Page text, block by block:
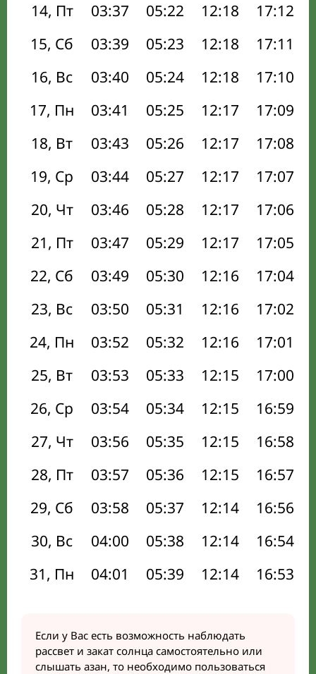
14, Пт
03:37 05:22 12:18 17:12
15, Сб
03:39 05:23 12:18 17:11
16, Вс
03:40 05:24 12:18 17:10
17, Пн
03:41 05:25 12:17 17:09
18, Вт
03:43 05:26 12:17 17:08
19, Ср
03:44 05:27 12:17 17:07
20, Чт
03:46 05:28 12:17 17:06
21, Пт
03:47 05:29 12:17 17:05
22, Сб
03:49 05:30 12:16 17:04
23, Вс
03:50 05:31 12:16 17:02
24, Пн
03:52 05:32 12:16 17:01
25, Вт
03:53 05:33 12:15 17:00
26, Ср
03:54 05:34 12:15 16:59
27, Чт
03:56 05:35 12:15 16:58
28, Пт
03:57 05:36 12:15 16:57
29, Сб
03:58 05:37 12:14 16:56
30, Вс
04:00 05:38 12:14 16:54
31, Пн
04:01 05:39 12:14 16:53
Если у Вас есть возможность наблюдать
рассвет и закат солнца самостоятельно или
слышать азан, то необходимо пользоваться